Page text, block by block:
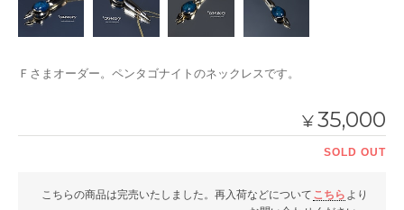
Ｆさまオーダー。ペンタゴナイトのネックレスです。
¥35,000
SOLD OUT
こちらの商品は完売いたしました。再入荷などについて こちら より